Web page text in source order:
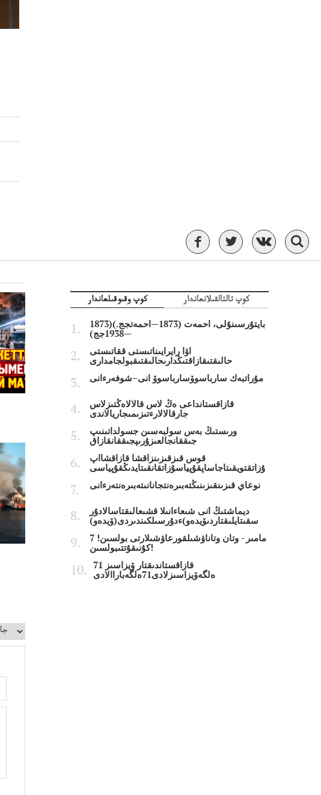
كوپ وقىوقىلعاندار كوپ تالتالقىلانعاندار
بايتۇرسىنۇلى، احمەت (1873—احمەتجج.)(1873
—1938جج)
اۋا رايرايىناتىستى ققاتىستى
حالىقتىقازاقتىڭدارىحالىقتىقبولجامدارى
مۇراتبەك سارباسوۆسارباسوۆ انى–شوفەرءانى
قازاقستانداعى ەڭ لاس قالالاەڭتىزلاس
جارقالالارءتىزىمىجاريالاندى
ورىستىڭ بەس سولبەسىن جسولداتىنىپ
جىققانجالعىزۇرىپجىققانقازاق
قوس قىزقىزىنزاقشا قازاقشااپ
ۇزاتقتويقىتاجاساپقۇپياسۇزاتقانقىتايدىڭقۇپياسى
نوعاي قىزىنقىزىنىڭتەبىرەنتجانانىتەبىرەنتەرءانى
ديماشتىڭ انى شىعاءانىلا قشىعالىقتاسالادۇر
سقىتايلىقتاردىۆيدەو)ءدۇرسىلكىندىردى(ۆيدەو)
7 مامىر - وتان وتاناۋشىلقورعاۋشىلارتى بولسىن!
كۇنىقۇتتىبولسىن!
قازاقستاندىقتار ۆيزاسىز 71
ەلگەۆيزاسىزلادى71ەلگەباراالادى